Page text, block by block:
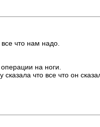
что нам надо.
на ноги.
что все что он